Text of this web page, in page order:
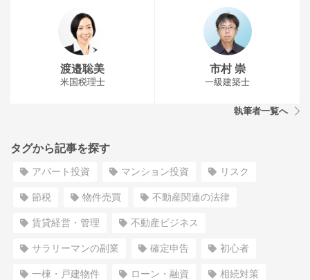
渡邉聡美
米国税理士
市村 崇
一級建築士
執筆者一覧へ
タグから記事を探す
アパート投資 マンション投資 リスク
節税 物件売買 不動産関連の法律
賃貸経営・管理 不動産ビジネス
サラリーマンの副業 確定申告 初心者
一棟・戸建物件 ローン・融資 相続対策